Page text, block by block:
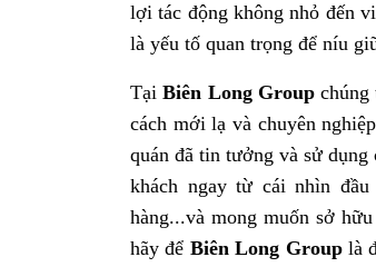
lợi tác động không nhỏ đến
là yếu tố quan trọng để níu
TạiBiên Long Groupchúng
cách mới lạ và chuyên
quán đã tin tưởng và sử dụng
khách ngay từ cái nhìn
hàng...và mong muốn sở
hãy để Biên Long Grouplà